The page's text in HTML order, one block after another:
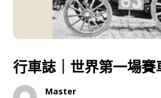
行車誌｜世界第一場賽
Master